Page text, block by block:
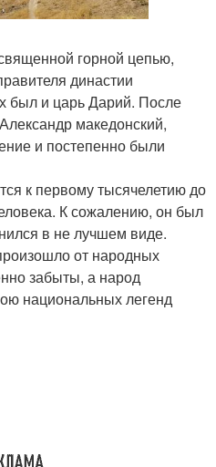
горной цепью,
династии
был и царь Дарий. После
македонский,
и постепенно были
к первому тысячелетию до
К сожалению, он был
в не лучшем виде.
от народных
забыты, а народ
национальных легенд